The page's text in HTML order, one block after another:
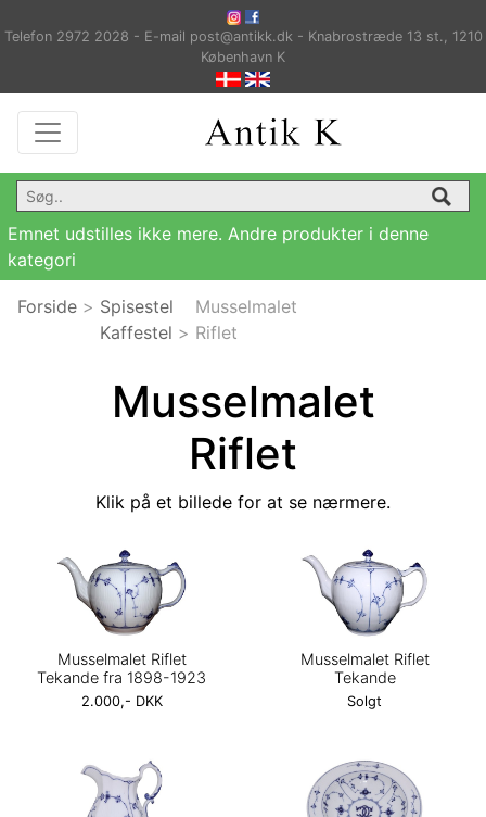
Telefon 2972 2028 - E-mail post@antikk.dk - Knabrostræde 13 st., 1210
København K
Emnet udstilles ikke mere. Andre produkter i denne
kategori
Forside > Spisestel
Kaffestel >
Musselmalet
Riflet
Musselmalet
Riflet
Klik på et billede for at se nærmere.
Musselmalet Riflet
Tekande fra 1898-1923
2.000,- DKK
Musselmalet Riflet
Tekande
Solgt